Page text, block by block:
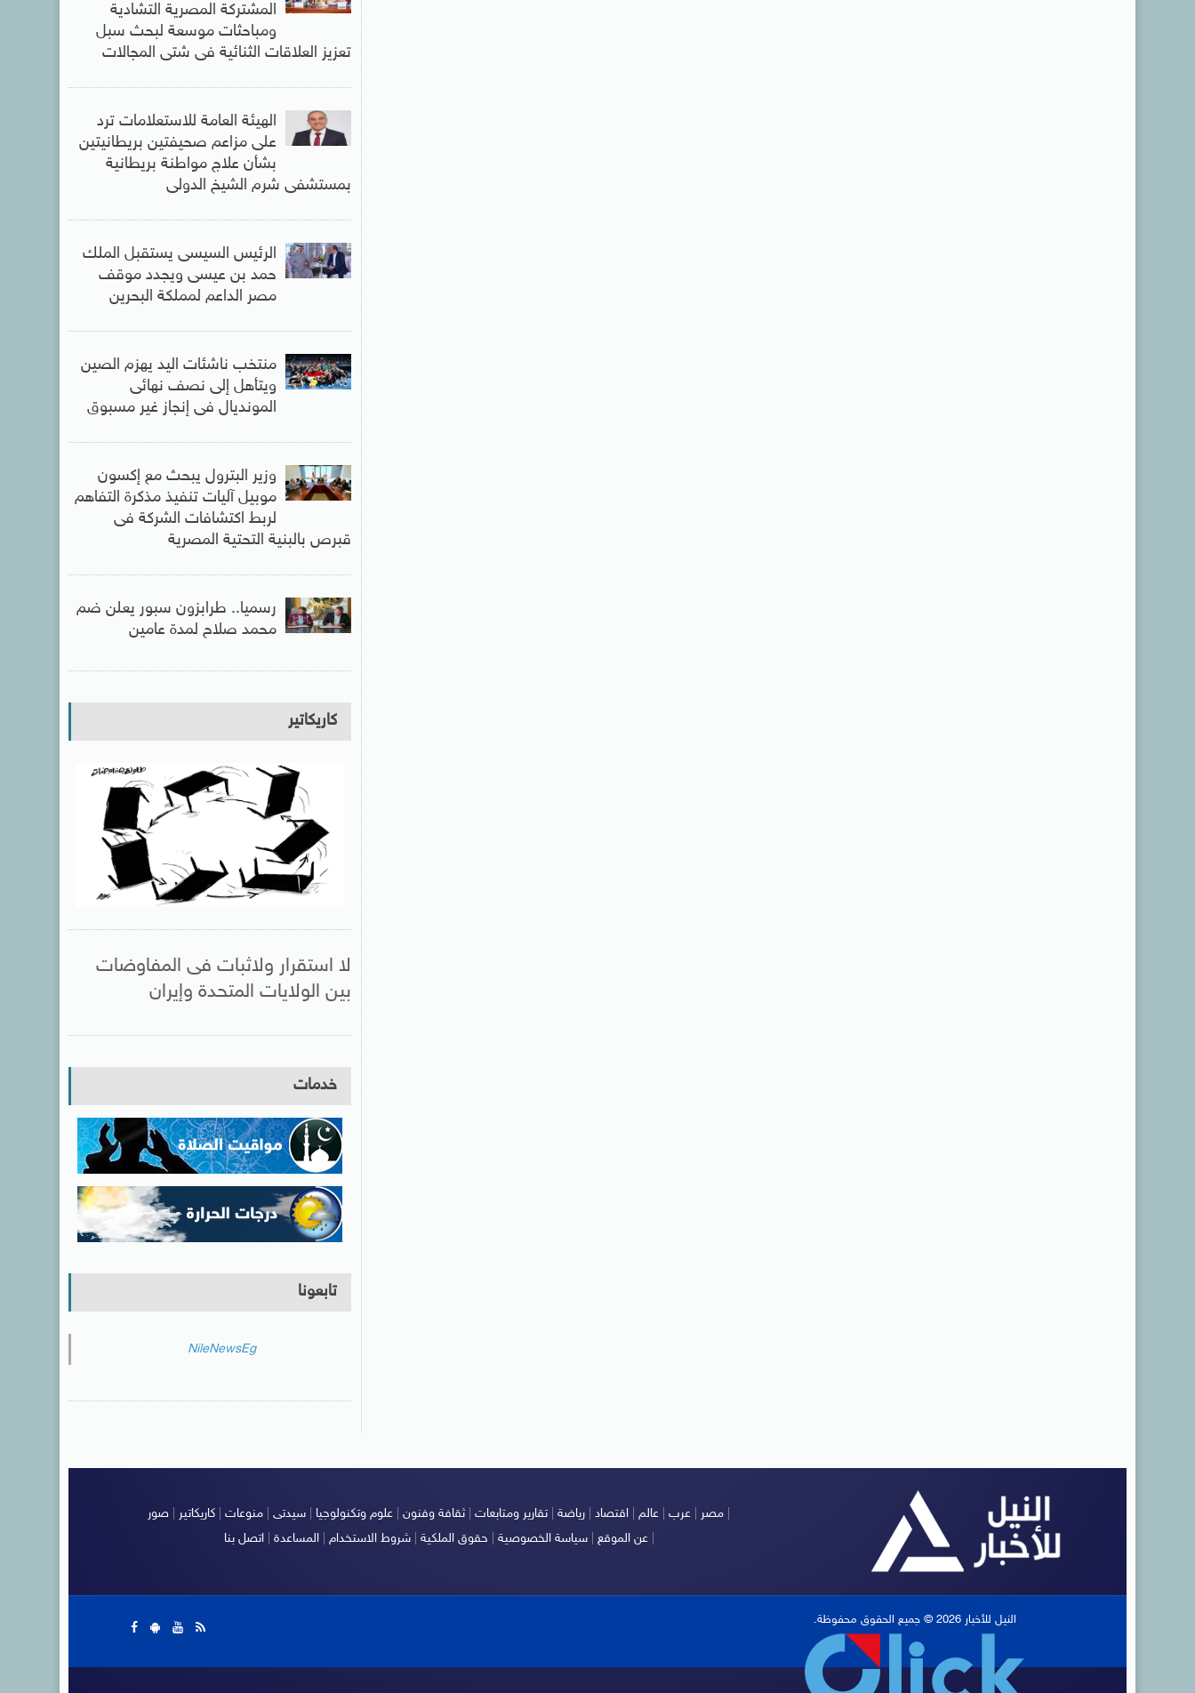
المشتركة المصرية التشادية
ومباحثات موسعة لبحث سبل
تعزيز العلاقات الثنائية فى شتى المجالات
الهيئة العامة للاستعلامات ترد
على مزاعم صحيفتين بريطانيتين
بشأن علاج مواطنة بريطانية
بمستشفى شرم الشيخ الدولى
الرئيس السيسى يستقبل الملك
حمد بن عيسى ويجدد موقف
مصر الداعم لمملكة البحرين
منتخب ناشئات اليد يهزم الصين
ويتأهل إلى نصف نهائى
المونديال فى إنجاز غير مسبوق
وزير البترول يبحث مع إكسون
موبيل آليات تنفيذ مذكرة التفاهم
لربط اكتشافات الشركة فى
قبرص بالبنية التحتية المصرية
رسميا.. طرابزون سبور يعلن ضم
محمد صلاح لمدة عامين
كاريكاتير
لا استقرار ولاثبات فى المفاوضات
بين الولايات المتحدة وإيران
خدمات
تابعونا
NileNewsEg
مصر عرب عالم اقتصاد رياضة |تقارير ومتابعات |ثقافة وفنون علوم وتكنولوجيا سيدتى منوعات كاريكاتير صور
عن الموقع |سياسة الخصوصية حقوق الملكية |شروط الاستخدام |المساعدة |اتصل بنا |
النيل للأخبار 2026 © جميع الحقوق محفوظة.